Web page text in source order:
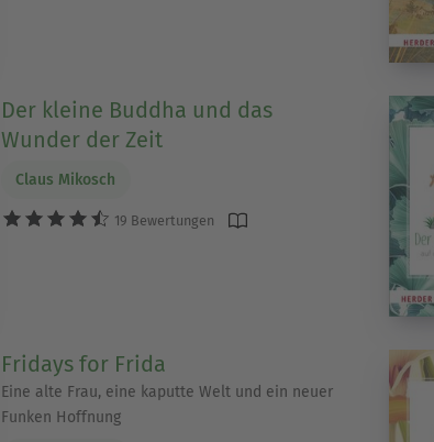
Der kleine Buddha und das
Wunder der Zeit
Claus Mikosch
19 Bewertungen
Fridays for Frida
Eine alte Frau, eine kaputte Welt und ein neuer
Funken Hoffnung